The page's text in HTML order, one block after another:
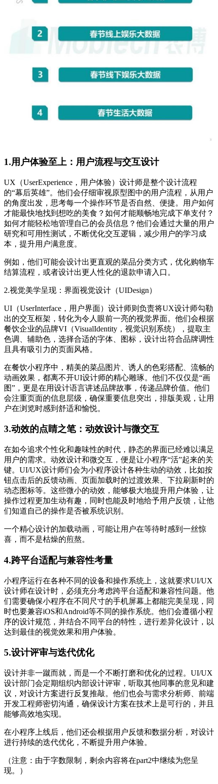
1.用户体验至上：用户流程与交互设计
UX（UserExperience，用户体验）设计师是整个设计流程
的“幕后英雄”。他们会仔细审视原型图中的用户流程，从用户
的角度出发，思考每一个操作环节是否自然、便捷。用户如何
才能最快地找到想吃的美食？如何才能顺畅地完成下单支付？
如何才能轻松地管理自己的会员信息？他们会通过大量的用户
研究和可用性测试，不断优化交互逻辑，减少用户的学习成
本，提升用户满意度。
例如，他们可能会设计出更直观的菜品分类方式，优化购物车
结算流程，或者设计出更人性化的退款申请入口。
2.视觉美学呈现：界面视觉设计（UIDesign）
UI（UserInterface，用户界面）设计师则负责将UX设计师勾勒
出的交互框架，转化为令人眼前一亮的视觉界面。他们会根据
餐饮企业的品牌VI（VisualIdentity，视觉识别系统），提取主
色调、辅助色，选择合适的字体、图标，设计出符合品牌调性
且具有吸引力的页面风格。
在餐饮小程序中，精美的菜品图片、诱人的色彩搭配、流畅的
动画效果，都离不开UI设计师的精心雕琢。他们不仅仅是“画
图”，更是在用设计语言讲述品牌故事，传递品牌价值。他们
会注重页面的信息层级，确保重要信息突出，排版美观，让用
户在浏览时感到舒适和愉悦。
3.动效的点睛之笔：动效设计与微交互
在如今追求个性化和趣味性的时代，静态的界面已经难以满足
用户的需求。动效设计和微交互，便是让小程序“活”起来的关
键。UI/UX设计师们会为小程序设计各种生动的动效，比如按
钮点击后的反馈动画、页面加载时的过渡效果、下拉刷新时的
动态图标等。这些微小的动效，能够极大地提升用户体验，让
操作过程更加生动有趣，同时也能及时地给予用户反馈，让他
们知道自己的操作是否被系统识别。
一个精心设计的加载动画，可能让用户在等待时感到一丝惊
喜，而不是枯燥的煎熬。
4.跨平台适配与兼容性考量
小程序运行在各种不同的设备和操作系统上，这就要求UI/UX
设计师在设计时，必须充分考虑跨平台适配和兼容性问题。他
们需要确保小程序在不同尺寸的手机屏幕上都能完美呈现，同
时也要兼容iOS和Android等不同的操作系统。他们会遵循小程
序的设计规范，并结合不同平台的特性，进行差异化设计，以
达到最佳的视觉效果和用户体验。
5.设计评审与迭代优化
设计并非一蹴而就，而是一个不断打磨和优化的过程。UI/UX
设计部门会定期组织内部设计评审，听取其他同事的意见和建
议，对设计方案进行反复推敲。他们也会与需求分析师、前端
开发工程师密切沟通，确保设计方案在技术上是可行的，并且
能够高效地实现。
在小程序上线后，他们还会根据用户反馈和数据分析，对设计
进行持续的迭代优化，不断提升用户体验。
（注意：由于字数限制，剩余内容将在part2中继续为您呈
现。）